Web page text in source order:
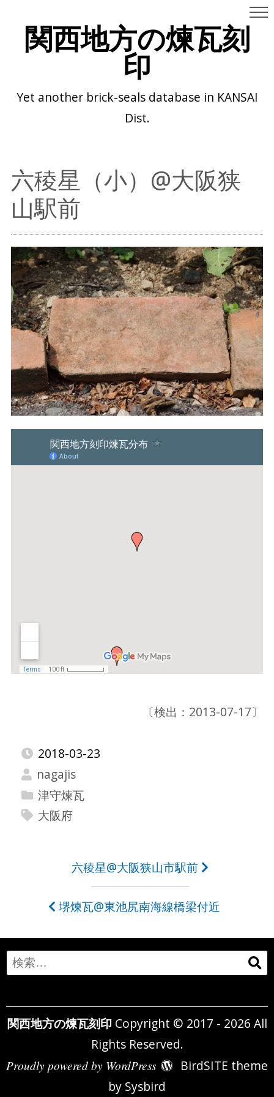
関西地方の煉瓦刻
印
Yet another brick-seals database in KANSAI
Dist.
六稜星（小）@大阪狭
山駅前
〔検出：2013-07-17〕
2018-03-23
nagajis
津守煉瓦
大阪府
ビ
ゲ
ー
シ
ョ
六稜星@大阪狭山市駅前
堺煉瓦@東池尻南海線橋梁付近
Search
for:
関西地方の煉瓦刻印 Copyright © 2017 - 2026 All
Rights Reserved.
Proudly powered by WordPress
BirdSITE theme
by Sysbird